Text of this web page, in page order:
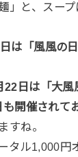
」と、スー
は「風風の
22日は「大風
開催されて
すね。
タル1,000円